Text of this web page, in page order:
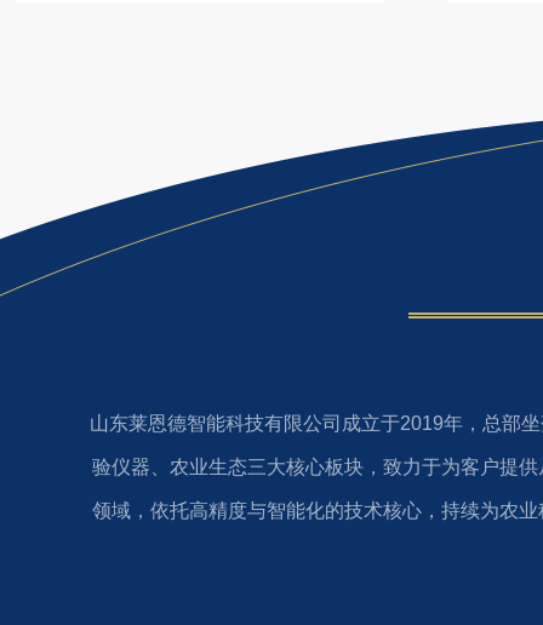
山东莱恩德智能科技有限公司成立于2019年，总部
验仪器、农业生态三大核心板块，致力于为客户提
领域，依托高精度与智能化的技术核心，持续为农